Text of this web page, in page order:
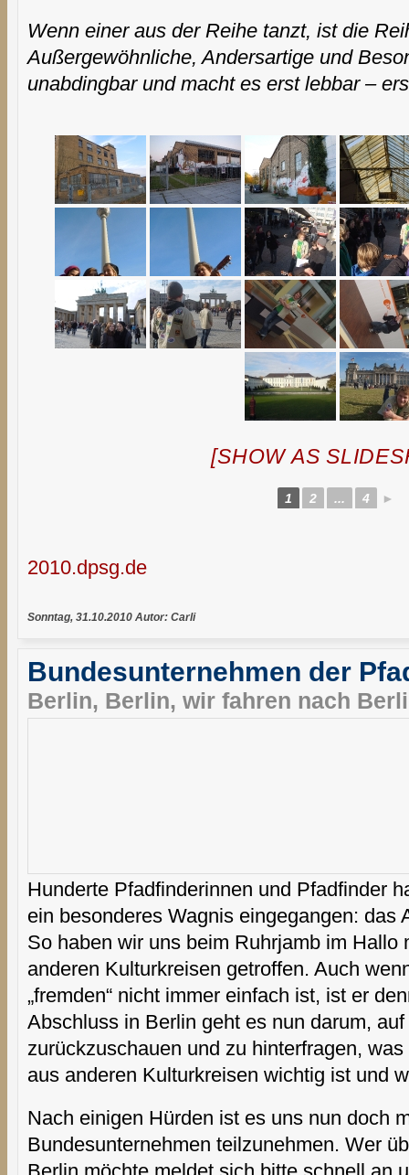
Wenn einer aus der Reihe tanzt, ist die
Außergewöhnliche, Andersartige und
unabdingbar und macht es erst lebbar –
[SHOW AS
1 2 ... 4 ►
2010.dpsg.de
Sonntag, 31.10.2010 Autor: Carli
Bundesunternehmen der
Berlin, Berlin, wir fahren nach
Hunderte Pfadfinderinnen und Pfadfinder
ein besonderes Wagnis eingegangen: das
So haben wir uns beim Ruhrjamb im Hallo
anderen Kulturkreisen getroffen. Auch
„fremden“ nicht immer einfach ist, ist er
Abschluss in Berlin geht es nun darum,
zurückzuschauen und zu hinterfragen,
aus anderen Kulturkreisen wichtig ist und
Nach einigen Hürden ist es uns nun doch
Bundesunternehmen teilzunehmen. Wer
Berlin möchte meldet sich bitte schnell an